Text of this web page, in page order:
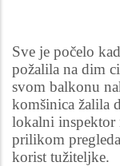
Sve je počelo
požalila na dim
svom balkonu
komšinica žalila
lokalni inspektor
prilikom
korist tužiteljke.